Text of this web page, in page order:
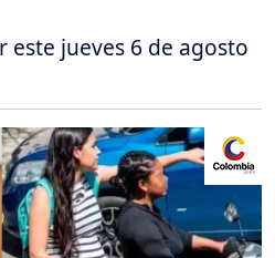
este jueves 6 de agosto